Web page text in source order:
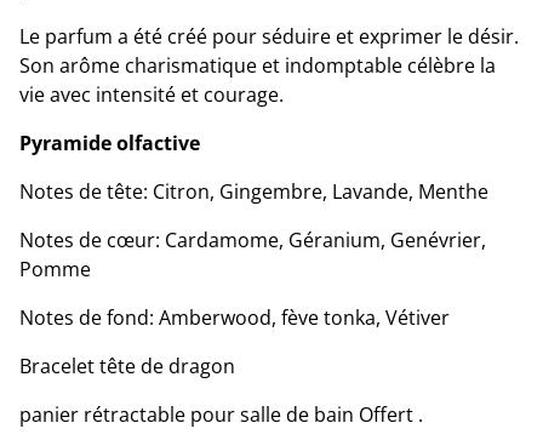
Le parfum a été créé pour séduire et exprimer le désir.
Son arôme charismatique et indomptable célèbre la
vie avec intensité et courage.
Pyramide olfactive
Notes de tête: Citron, Gingembre, Lavande, Menthe
Notes de cœur: Cardamome, Géranium, Genévrier,
Pomme
Notes de fond: Amberwood, fève tonka, Vétiver
Bracelet tête de dragon
panier rétractable pour salle de bain Offert .